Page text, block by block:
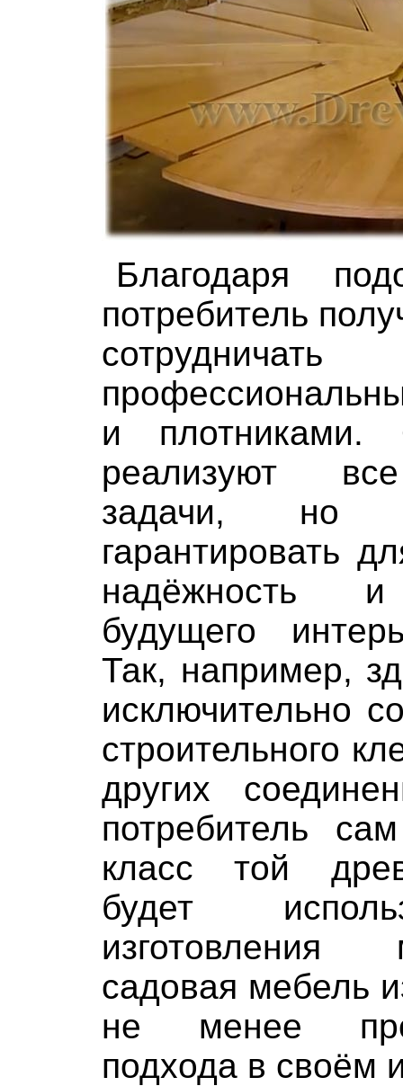
Благодаря
потребитель
и
реализуют
задачи, но
гарантировать
надёжность и
будущего
Так, например,
исключительно
строительного
других
потребитель
класс той
будет
садовая мебель
не менее
подхода в своём